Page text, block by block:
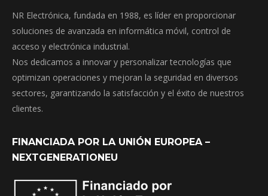
NR Electrónica, fundada en 1988, es líder en proporcionar
soluciones de avanzada en informática móvil, control de
acceso y electrónica industrial.
Nos dedicamos a innovar y personalizar tecnologías que
optimizan operaciones y mejoran la seguridad en diversos
sectores, garantizando la satisfacción y el éxito de nuestros
clientes.
FINANCIADA POR LA UNIÓN EUROPEA –
NEXTGENERATIONEU